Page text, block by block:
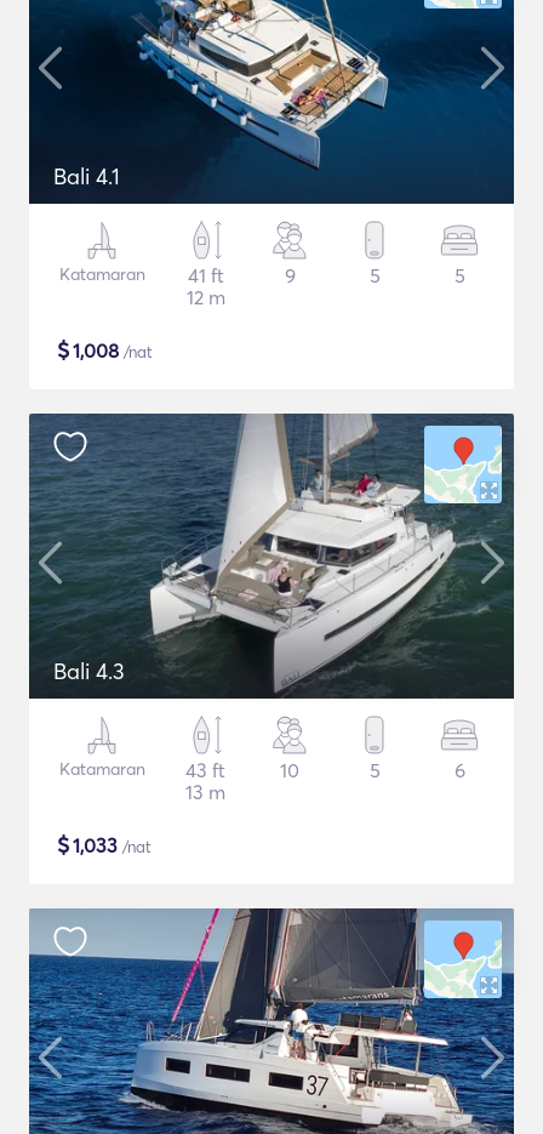
Bali 4.1
Katamaran
41 ft
12 m
9 5 5
$1,008 /nat
Bali 4.3
Katamaran
43 ft
13 m
10 5 6
$1,033 /nat